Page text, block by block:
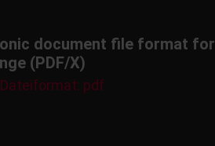
document file format
(PDF/X)
pdf